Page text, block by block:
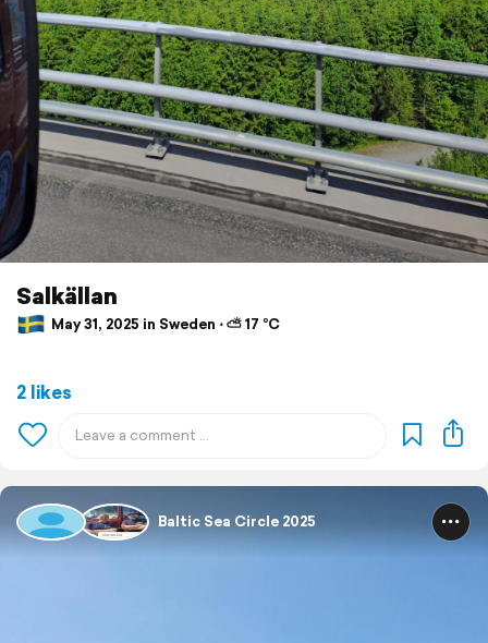
Salkällan
May 31, 2025 in Sweden ⋅ ⛅ 17 °C
2 likes
Baltic Sea Circle 2025